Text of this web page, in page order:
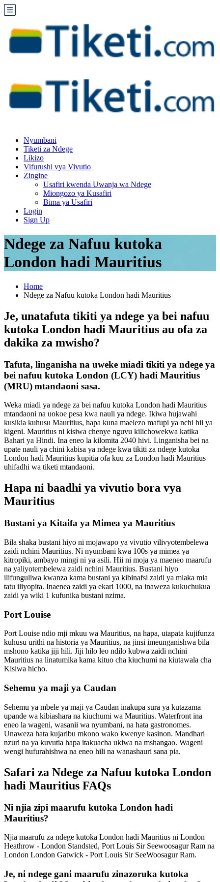
Nyumbani
Tiketi za Ndege
Likizo
Vifurushi vya Vivutio
Zingine
Usafiri kwenda Uwanja wa Ndege
Miongozo ya Kusafiri
Bima ya Usafiri
Login
Sign Up
Ndege za Nafuu kutoka
London hadi Mauritius
Home
Ndege za Nafuu kutoka London hadi Mauritius
Je, unatafuta tikiti ya ndege ya bei nafuu
kutoka London hadi Mauritius au ofa za
dakika za mwisho?
Tafuta, linganisha na uweke miadi tikiti ya ndege ya
bei nafuu kutoka London (LCY) hadi Mauritius
(MRU)mtandaoni sasa.
Weka miadi ya ndege za bei nafuu kutoka London hadi Mauritius
mtandaoni na uokoe pesa kwa nauli ya ndege. Ikiwa hujawahi
kusikia kuhusu Mauritius, hapa kuna maelezo mafupi ya nchi hii ya
kigeni. Mauritius ni kisiwa chenye nguvu kilichowekwa katika
Bahari ya Hindi. Ina eneo la kilomita 2040 hivi. Linganisha bei na
upate nauli ya chini kabisa ya ndege kwa tikiti za ndege kutoka
London hadi Mauritius kupitia ofa kuu za London hadi Mauritius
uhifadhi wa tiketi mtandaoni.
Hapa ni baadhi ya vivutio bora vya
Mauritius
Bustani ya Kitaifa ya Mimea ya Mauritius
Bila shaka bustani hiyo ni mojawapo ya vivutio vilivyotembelewa
zaidi nchini Mauritius. Ni nyumbani kwa 100s ya mimea ya
kitropiki, ambayo mingi ni ya asili. Hii ni moja ya maeneo maarufu
na yaliyotembelewa zaidi nchini Mauritius. Bustani hiyo
ilifunguliwa kwanza kama bustani ya kibinafsi zaidi ya miaka mia
tatu iliyopita. Inaenea zaidi ya ekari 1000, na inaweza kukuchukua
zaidi ya wiki 1 kufunika bustani nzima.
Port Louise
Port Louise ndio mji mkuu wa Mauritius, na hapa, utapata kujifunza
kuhusu urithi na historia ya Mauritius, na jinsi imeunganishwa bila
mshono katika jiji hili. Jiji hilo leo ndilo kubwa zaidi nchini
Mauritius na linatumika kama kituo cha kiuchumi na kiutawala cha
Kisiwa hicho.
Sehemu ya maji ya Caudan
Sehemu ya mbele ya maji ya Caudan inakupa sura ya kutazama
upande wa kibiashara na kiuchumi wa Mauritius. Waterfront ina
eneo la wageni, wasanii wa nyumbani, na hata gastronomes.
Unaweza hata kujaribu mkono wako kwenye kasinon. Mandhari
nzuri na ya kuvutia hapa itakuacha ukiwa na mshangao. Wageni
wengi hufurahishwa na eneo hili na wanashauri sana pia.
Safari za Ndege za Nafuu kutoka London
hadi Mauritius FAQs
Ni njia zipi maarufu kutoka London hadi
Mauritius?
Njia maarufu za ndege kutoka London hadi Mauritius ni London
Heathrow - London Standsted, Port Louis Sir Seewoosagur Ram na
London London Gatwick - Port Louis Sir SeeWoosagur Ram.
Je, ni ndege gani maarufu zinazoruka kutoka